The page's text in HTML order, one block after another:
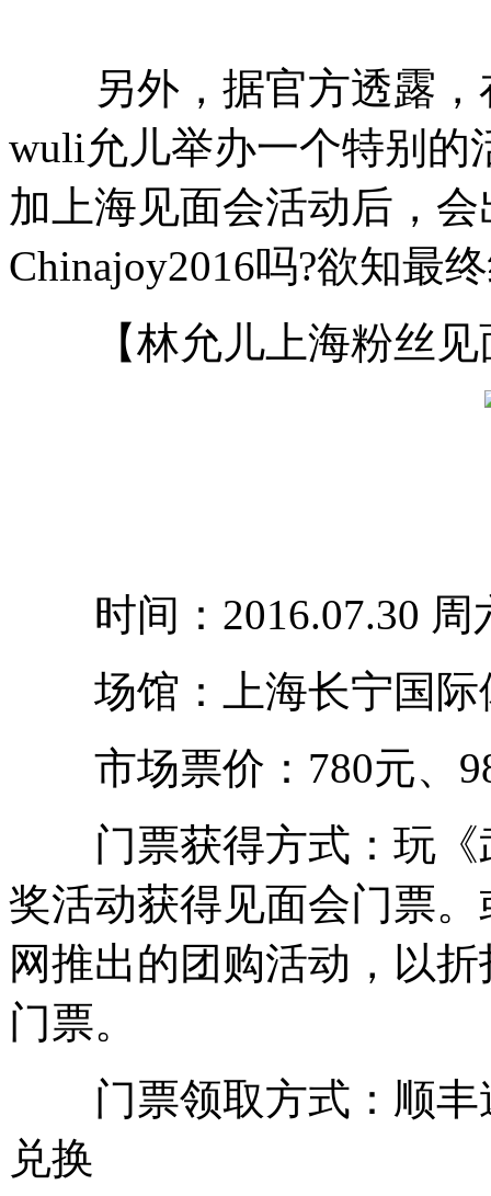
另外，据官方透露，
wuli允儿举办一个特别的
加上海见面会活动后，
Chinajoy2016吗?欲知最
【林允儿上海粉丝见
时间：2016.07.30 周
场馆：上海长宁国际
市场票价：780元、
门票获得方式：玩《
奖活动获得见面会门票
网推出的团购活动，以
门票。
门票领取方式：顺丰
兑换